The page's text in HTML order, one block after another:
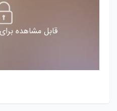
قابل مشاهده